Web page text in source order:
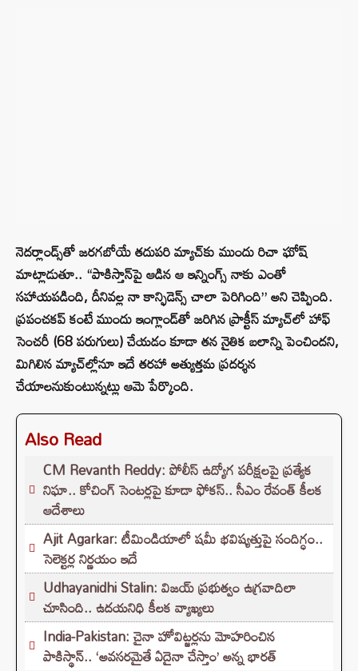
నెదర్లాండ్స్‌తో జరగబోయే తదుపరి మ్యాచ్‌కు ముందు రిచా ఘోష్
మాట్లాడుతూ.. “పాకిస్తాన్‌పై ఆడిన ఆ ఇన్నింగ్స్ నాకు ఎంతో
సహాయపడింది, దీనివల్ల నా కాన్ఫిడెన్స్ చాలా పెరిగింది” అని చెప్పింది.
ప్రపంచకప్ కంటే ముందు ఇంగ్లాండ్‌తో జరిగిన ప్రాక్టీస్ మ్యాచ్‌లో హాఫ్
సెంచరీ (68 పరుగులు) చేయడం కూడా తన నైతిక బలాన్ని పెంచిందని,
మిగిలిన మ్యాచ్‌ల్లోనూ ఇదే తరహా అత్యుత్తమ ప్రదర్శన
చేయాలనుకుంటున్నట్లు ఆమె పేర్కొంది.
Also Read
CM Revanth Reddy: పోలీస్ ఉద్యోగ పరీక్షలపై ప్రత్యేక
నిఘా.. కోచింగ్ సెంటర్లపై కూడా ఫోకస్.. సీఎం రేవంత్ కీలక
ఆదేశాలు
Ajit Agarkar: టీమిండియాలో షమీ భవిష్యత్తుపై సందిగ్ధం..
సెలెక్టర్ల నిర్ణయం ఇదే
Udhayanidhi Stalin: విజయ్ ప్రభుత్వం ఉగ్రవాదిలా
చూసింది.. ఉదయనిధి కీలక వ్యాఖ్యలు
India-Pakistan: చైనా హోవిట్జర్లను మోహరించిన
పాకిస్థాన్.. ‘అవసరమైతే ఏదైనా చేస్తాం’ అన్న భారత్